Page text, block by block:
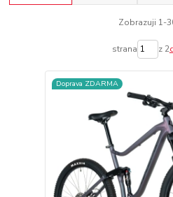
Zobrazuji 1-
strana z 2
Doprava ZDARMA